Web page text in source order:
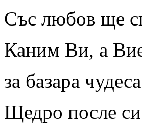
Със любов ще
Каним Ви, а
за базара
Щедро после си